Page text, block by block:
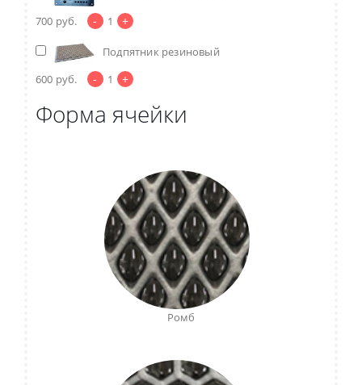
700 руб. - 1 +
Подпятник резиновый
600 руб. - 1 +
Форма ячейки
Ромб